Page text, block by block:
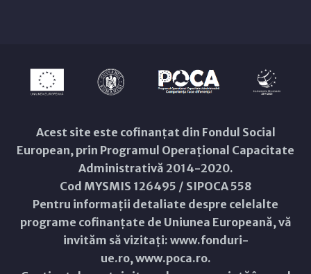
Acest site este cofinanțat din Fondul Social
European, prin Programul Operațional Capacitate
Administrativă 2014-2020.
Cod MYSMIS 126495 / SIPOCA 558
Pentru informații detaliate despre celelalte
programe cofinanțate de Uniunea Europeană, vă
invităm să vizitați: www.fonduri-
ue.ro,www.poca.ro.